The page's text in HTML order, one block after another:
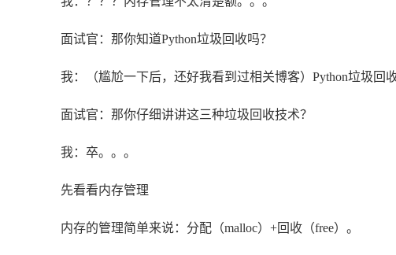
面试官：那你知道Python垃圾回收吗？
我：（尴尬一下后，还好我看到过相关博客）Python垃圾回
面试官：那你仔细讲讲这三种垃圾回收技术？
我：卒。。。
先看看内存管理
内存的管理简单来说：分配（malloc）+回收（free）。